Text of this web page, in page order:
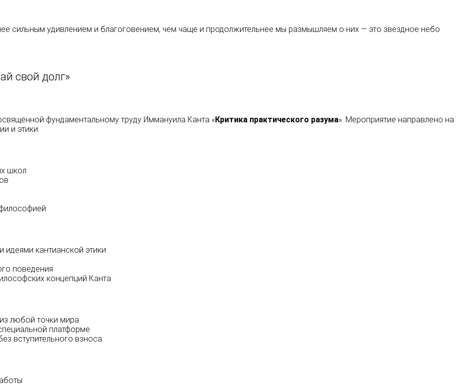
сильным удивлением и благоговением, чем чаще и продолжительнее мы размышляем о них — это звездное небо
свой долг»
фундаментальному труду Иммануила Канта «Критика практического разума». Мероприятие направлено на
и этики.
школ
кантианской этики
поведения
концепций Канта
любой точки мира
платформе
вступительного взноса